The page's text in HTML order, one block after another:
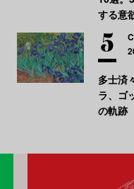
する意
多士済
ラ、ゴ
の軌跡